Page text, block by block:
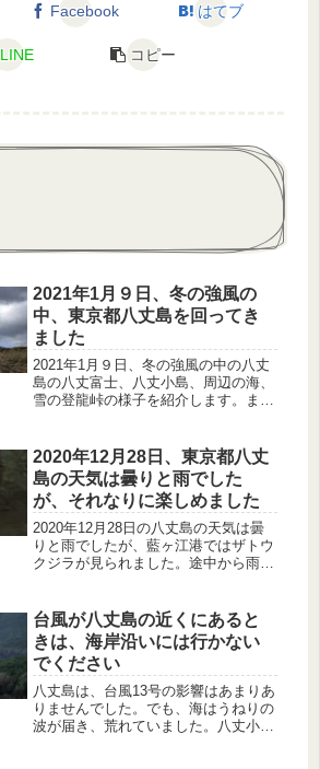
Facebook はてブ
LINE コピー
2021年1月９日、冬の強風の
中、東京都八丈島を回ってき
ました
2021年1月９日、冬の強風の中の八丈
島の八丈富士、八丈小島、周辺の海、
雪の登龍峠の様子を紹介します。ま
いらっしゃいました。いつもありがと
うございます。
2020年12月28日、東京都八丈
島の天気は曇りと雨でした
が、それなりに楽しめました
2020年12月28日の八丈島の天気は曇
りと雨でしたが、藍ヶ江港ではザトウ
クジラが見られました。途中から雨が
ができました。パリッとしない天気で
すが、八丈島は楽しめますよ。
台風が八丈島の近くにあると
きは、海岸沿いには行かない
でください
八丈島は、台風13号の影響はあまりあ
りませんでした。でも、海はうねりの
波が届き、荒れていました。八丈小島